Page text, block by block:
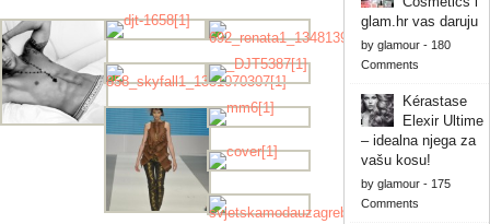
glam.hr vas daruju
by glamour- 180
Comments
Kérastase
Elexir Ultime
– idealna njega za
vašu kosu!
by glamour- 175
Comments